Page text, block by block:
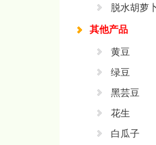
脱水胡萝
其他产品
黄豆
绿豆
黑芸豆
花生
白瓜子